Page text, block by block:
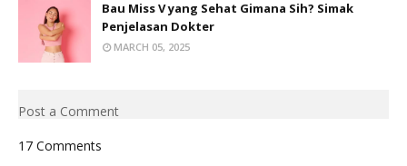
Bau Miss V yang Sehat Gimana Sih? Simak
Penjelasan Dokter
MARCH 05, 2025
Post a Comment
17 Comments